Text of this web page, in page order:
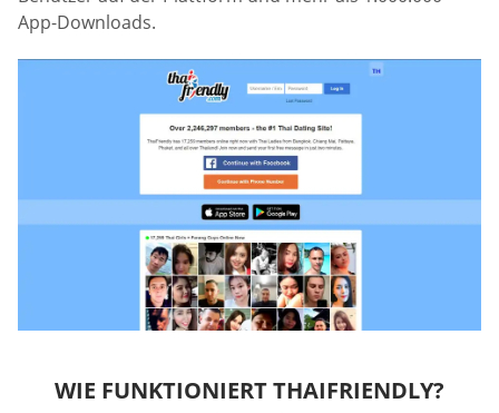
App-Downloads.
WIE FUNKTIONIERT THAIFRIENDLY?